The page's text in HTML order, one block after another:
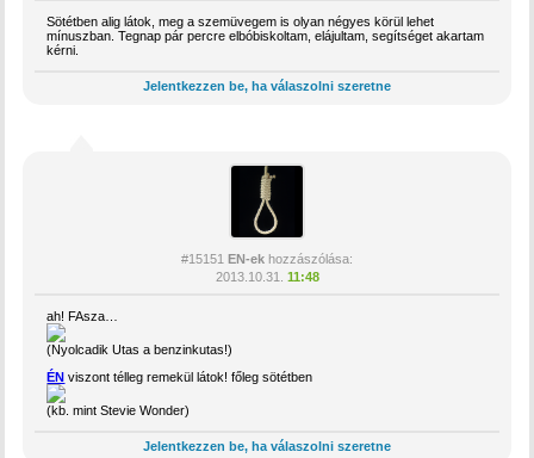
Sötétben alig látok, meg a szemüvegem is olyan négyes körül lehet
mínuszban. Tegnap pár percre elbóbiskoltam, elájultam, segítséget akartam
kérni.
Jelentkezzen be, ha válaszolni szeretne
#15151 EN-ek hozzászólása:
2013.10.31.
11:48
ah! FAsza…
(Nyolcadik Utas a benzinkutas!)
ÉN viszont télleg remekül látok! főleg sötétben
(kb. mint Stevie Wonder)
Jelentkezzen be, ha válaszolni szeretne